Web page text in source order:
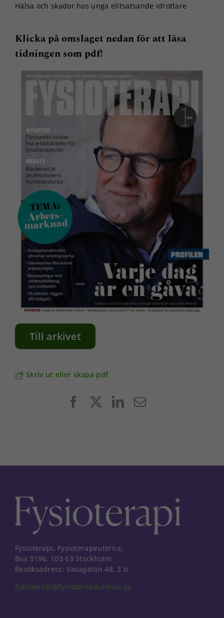
Hälsa och skador hos unga elitsatsande idrottare
Klicka på omslaget nedan för att läsa
tidningen som pdf!
Till arkivet
Skriv ut eller skapa pdf
FacebookLinkedIn
E-
Fysioterapi, Fysioterapeuterna,
Box 3196, 103 63 Stockholm
Besöksadress: Vasagatan 48, 3 tr
fysioterapi@fysioterapeuterna.se
att hemsidan
över huvud
taget ska
Statistik
kunna